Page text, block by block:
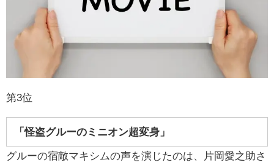
第3位
「怪盗グルーのミニオン超変身」
グルーの宿敵マキシムの声を演じたのは、片岡愛之助さ